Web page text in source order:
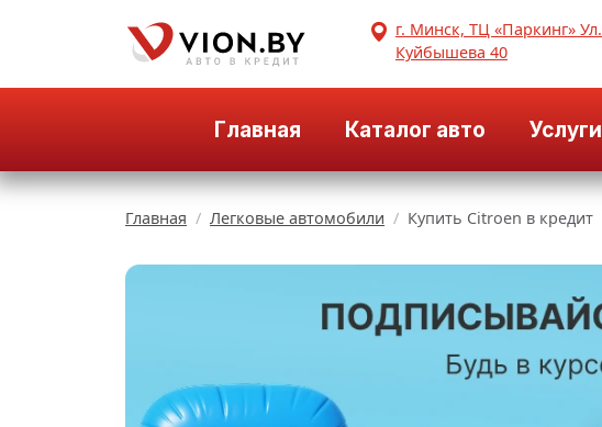
г. Минск, ТЦ «Паркинг» Ул.
Куйбышева 40
Главная Каталог авто Услуги
Главная Легковые автомобили Купить Citroen в кредит